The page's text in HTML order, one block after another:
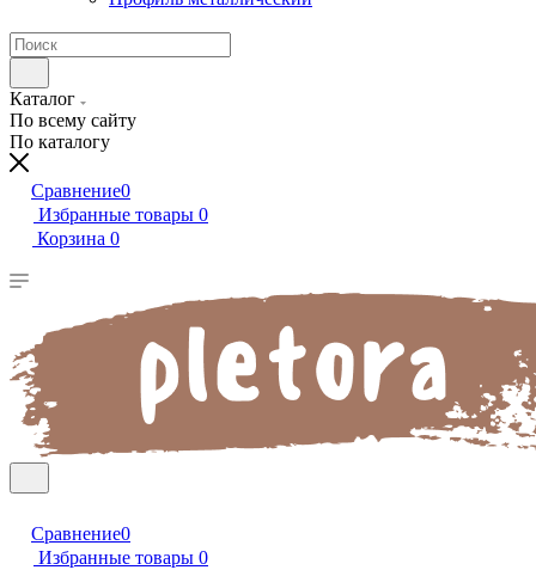
Каталог
По всему сайту
По каталогу
Сравнение0
Избранные товары 0
Корзина 0
Сравнение0
Избранные товары 0